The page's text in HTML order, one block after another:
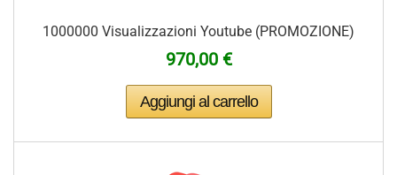
1000000 Visualizzazioni Youtube (PROMOZIONE)
970,00 €